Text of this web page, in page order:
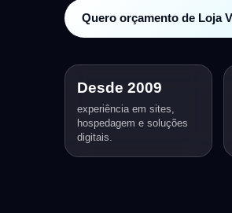
Quero orçamento de Loja
Desde 2009
experiência em sites,
hospedagem e soluções
digitais.